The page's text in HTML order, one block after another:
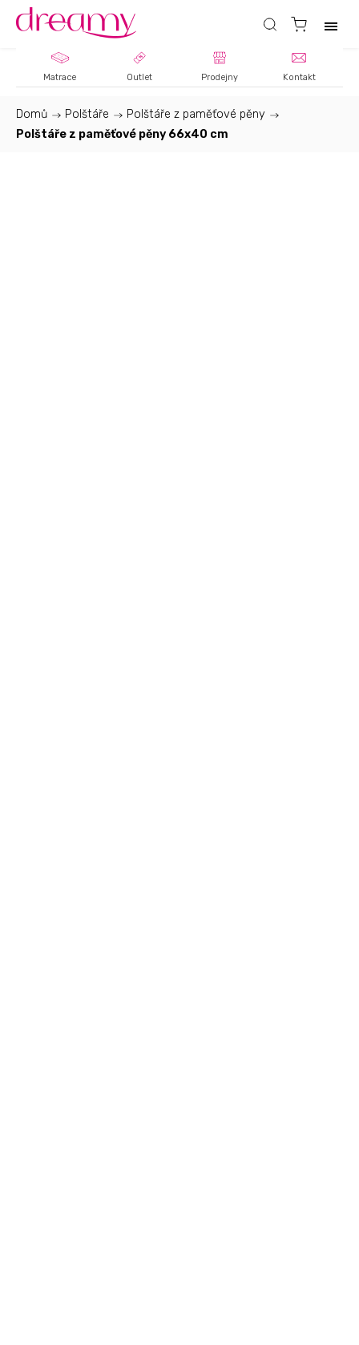
Matrace Outlet Prodejny Kontakt
Domů / Polštáře / Polštáře z paměťové pěny /
Polštáře z paměťové pěny 66x40 cm